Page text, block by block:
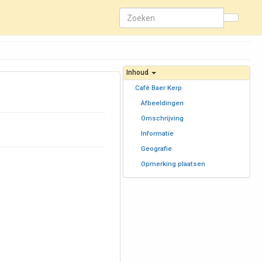
Inhoud
Café Baer Kerp
Afbeeldingen
Omschrijving
Informatie
Geografie
Opmerking plaatsen